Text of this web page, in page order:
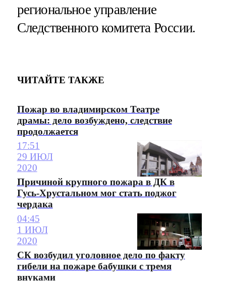
региональное управление
Следственного комитета России.
ЧИТАЙТЕ ТАКЖЕ
Пожар во владимирском Театре
драмы: дело возбуждено, следствие
продолжается
17:51
29 ИЮЛ
2020
Причиной крупного пожара в ДК в
Гусь-Хрустальном мог стать поджог
чердака
04:45
1 ИЮЛ
2020
СК возбудил уголовное дело по факту
гибели на пожаре бабушки с тремя
внуками